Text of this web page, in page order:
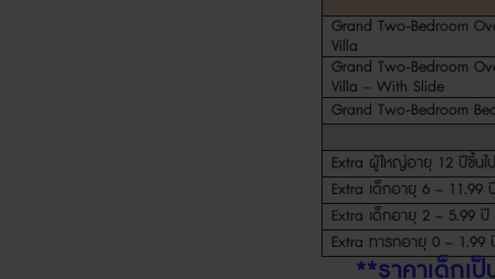
Grand Two-Bedroom
Villa
Grand Two-Bedroom
Villa – With Slide
Grand Two-Bedroom
Extra ผู้ใหญ่อายุ 12 ปีขึ้นไป
Extra เด็กอายุ 6 – 11.99
Extra เด็กอายุ 2 – 5.99 ปี
Extra ทารกอายุ 0 – 1.99
**ราคาเด็กเ